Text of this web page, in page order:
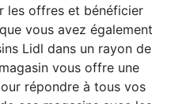
les offres et bénéficier
vous avez également
Lidl dans un rayon de
vous offre une
répondre à tous vos